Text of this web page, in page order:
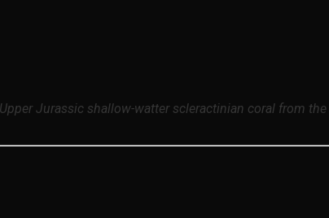
Upper Jurassic shallow-watter scleractinian coral from the